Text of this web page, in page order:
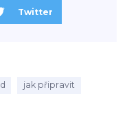
Twitter
jak připravit